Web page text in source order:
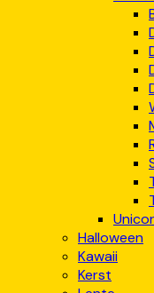
Halloween
Kawaii
Kerst